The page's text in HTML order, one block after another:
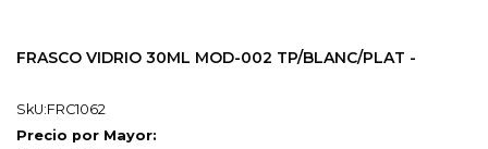
FRASCO VIDRIO 30ML MOD-002 TP/BLANC/PLAT -
SkU:FRC1062
Precio por Mayor: